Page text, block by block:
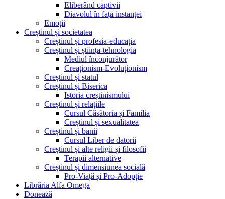
Eliberând captivii
Diavolul în fața instanței
Emoții
Creștinul și societatea
Creștinul și profesia-educația
Creștinul și știința-tehnologia
Mediul înconjurător
Creaționism-Evoluționism
Creștinul și statul
Creștinul și Biserica
Istoria creștinismului
Creștinul și relațiile
Cursul Căsătoria și Familia
Creștinul și sexualitatea
Creștinul și banii
Cursul Liber de datorii
Creștinul și alte religii și filosofii
Terapii alternative
Creștinul și dimensiunea socială
Pro-Viață și Pro-Adopție
Librăria Alfa Omega
Donează